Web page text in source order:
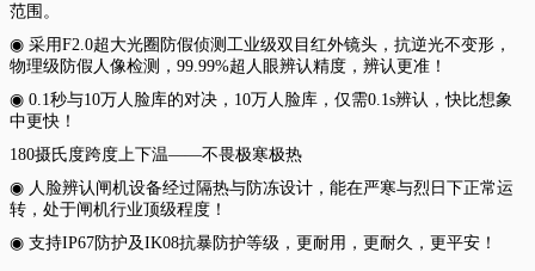
范围。
◉ 采用F2.0超大光圈防假侦测工业级双目红外镜头，抗逆光不变形，
物理级防假人像检测，99.99%超人眼辨认精度，辨认更准！
◉ 0.1秒与10万人脸库的对决，10万人脸库，仅需0.1s辨认，快比想象
中更快！
180摄氏度跨度上下温——不畏极寒极热
◉ 人脸辨认闸机设备经过隔热与防冻设计，能在严寒与烈日下正常运
转，处于闸机行业顶级程度！
◉ 支持IP67防护及IK08抗暴防护等级，更耐用，更耐久，更平安！